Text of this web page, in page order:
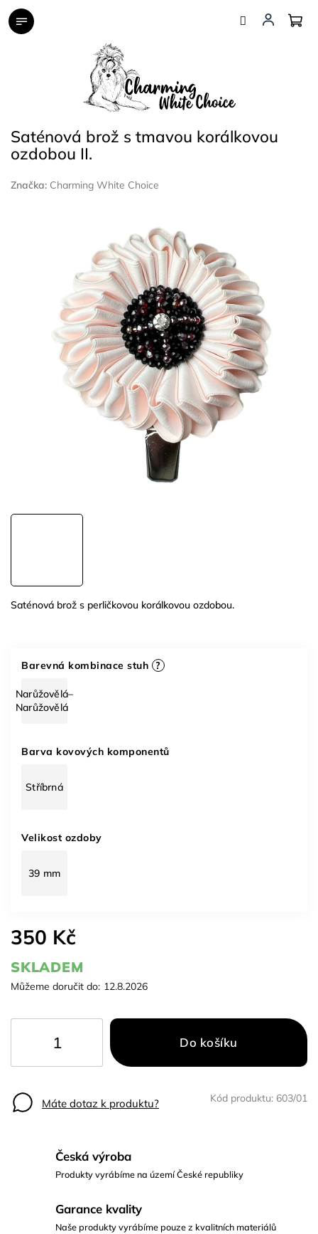
Přejít
na
Saténová brož s tmavou korálkovou
ozdobou II.
Značka: Charming White Choice
350 Kč
SKLADEM
Můžeme doručit do: 12.8.2026
Barevná kombinace stuh ?
Narůžovělá–
Narůžovělá
Barva kovových komponentů
Stříbrná
Velikost ozdoby
39 mm
Do košíku
Saténová brož s perličkovou korálkovou ozdobou.
Máte dotaz k produktu? Kód produktu: 603/01
Česká výroba
Produkty vyrábíme na území České republiky
Garance kvality
Naše produkty vyrábíme pouze z kvalitních materiálů